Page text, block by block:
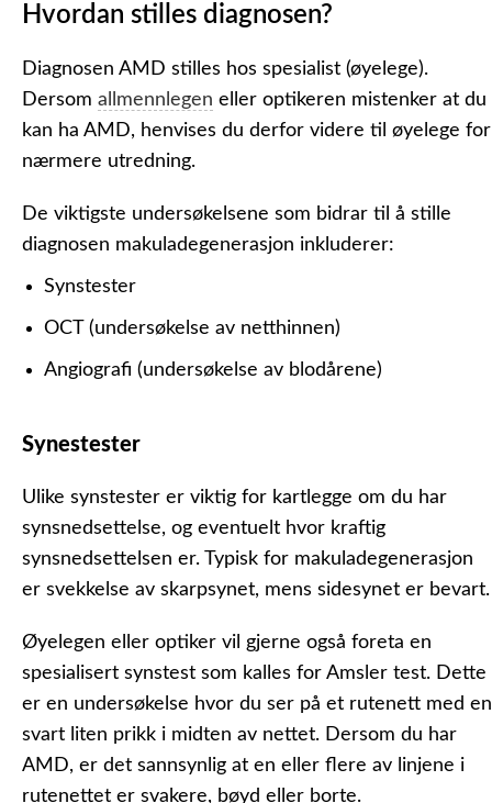
Hvordan stilles diagnosen?
Diagnosen AMD stilles hos spesialist (øyelege).
Dersom allmennlegen eller optikeren mistenker at du
kan ha AMD, henvises du derfor videre til øyelege for
nærmere utredning.
De viktigste undersøkelsene som bidrar til å stille
diagnosen makuladegenerasjon inkluderer:
Synstester
OCT (undersøkelse av netthinnen)
Angiografi (undersøkelse av blodårene)
Synestester
Ulike synstester er viktig for kartlegge om du har
synsnedsettelse, og eventuelt hvor kraftig
synsnedsettelsen er. Typisk for makuladegenerasjon
er svekkelse av skarpsynet, mens sidesynet er bevart.
Øyelegen eller optiker vil gjerne også foreta en
spesialisert synstest som kalles for Amsler test. Dette
er en undersøkelse hvor du ser på et rutenett med en
svart liten prikk i midten av nettet. Dersom du har
AMD, er det sannsynlig at en eller flere av linjene i
rutenettet er svakere, bøyd eller borte.